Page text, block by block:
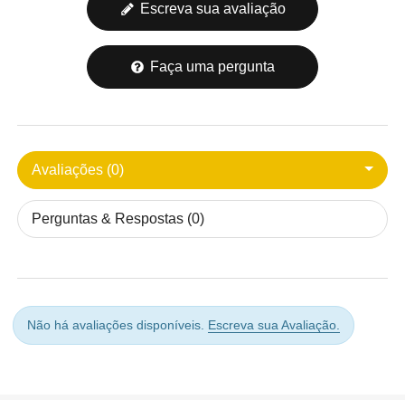
Escreva sua avaliação
Faça uma pergunta
Avaliações (0)
Perguntas & Respostas (0)
Não há avaliações disponíveis. Escreva sua Avaliação.